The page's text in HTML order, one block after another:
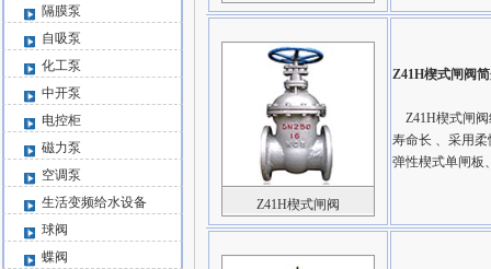
隔膜泵
自吸泵
化工泵
中开泵
电控柜
磁力泵
空调泵
生活变频给水设备
球阀
蝶阀
Z41H楔式闸阀
Z41H楔式闸阀
Z41H楔式闸阀
寿命长 、采用
弹性楔式单闸板